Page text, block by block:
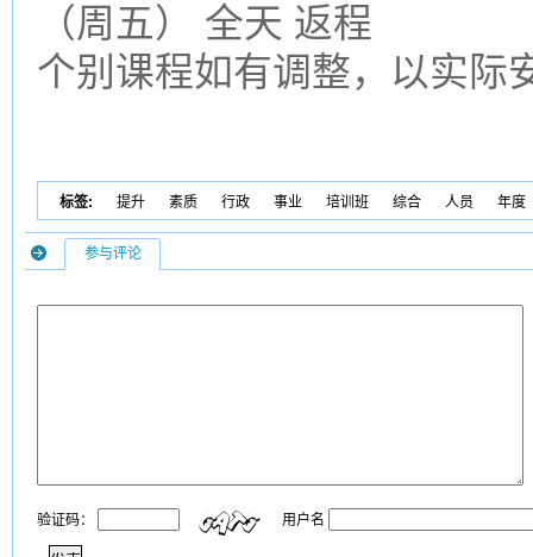
（周五） 全天 返程
个别课程如有调整，以实际
标签: 提升 素质 行政 事业 培训班 综合 人员 年度
参与评论
验证码： 用户名